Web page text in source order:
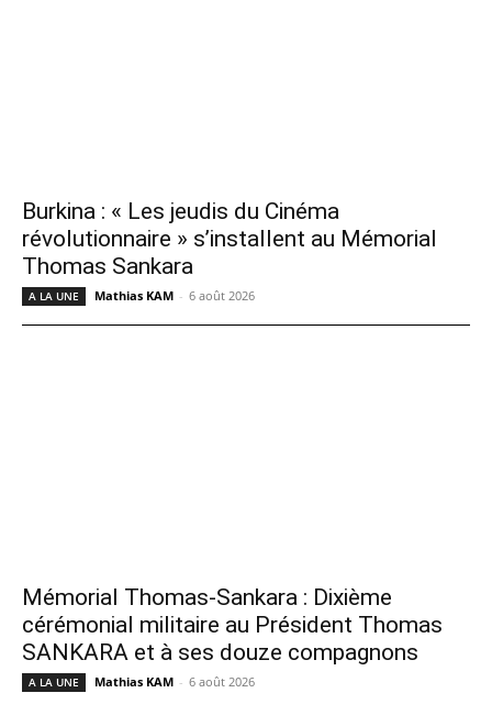
Burkina : « Les jeudis du Cinéma
révolutionnaire » s’installent au Mémorial
Thomas Sankara
A LA UNE Mathias KAM - 6 août 2026
Mémorial Thomas-Sankara : Dixième
cérémonial militaire au Président Thomas
SANKARA et à ses douze compagnons
A LA UNE Mathias KAM - 6 août 2026